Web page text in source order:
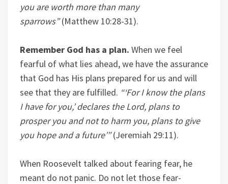
you are worth more than many
sparrows”(Matthew 10:28-31).
Remember God has a plan. When we feel
fearful of what lies ahead, we have the assurance
that God has His plans prepared for us and will
see that they are fulfilled. “‘For I know the plans
I have for you,’ declares the Lord, plans to
prosper you and not to harm you, plans to give
you hope and a future’”(Jeremiah 29:11).
When Roosevelt talked about fearing fear, he
meant do not panic. Do not let those fear-